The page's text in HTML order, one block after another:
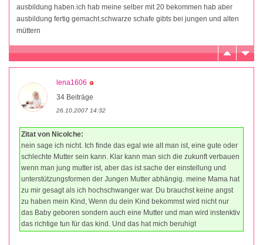
ausbildung haben.ich hab meine selber mit 20 bekommen hab aber
ausbildung fertig gemacht.schwarze schafe gibts bei jungen und alten
müttern
lena1606
34 Beiträge
26.10.2007 14:32
Zitat von Nicolche:
nein sage ich nicht. Ich finde das egal wie alt man ist, eine gute oder
schlechte Mutter sein kann. Klar kann man sich die zukunft verbauen
wenn man jung mutter ist, aber das ist sache der einstellung und
unterstützungsformen der Jungen Mutter abhängig. meine Mama hat
zu mir gesagt als ich hochschwanger war. Du brauchst keine angst
zu haben mein Kind, Wenn du dein Kind bekommst wird nicht nur
das Baby geboren sondern auch eine Mutter und man wird instenktiv
das richtige tun für das kind. Und das hat mich beruhigt